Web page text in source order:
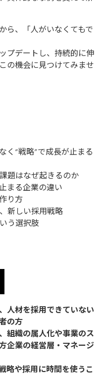
ら、「人がいなくてもで
プデートし、持続的に伸
の機会に見つけてみませ
く“戦略”で成長が止まる
題はなぜ起きるのか
まる企業の違い
り方
新しい採用戦略
いう選択肢
人材を採用できていない
の方
組織の属人化や事業のス
企業の経営層・マネージ
略や採用に時間を使うこ